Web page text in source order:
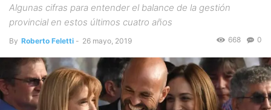
Algunas cifras para entender el balance de la gestión
provincial en estos últimos cuatro años
By Roberto Feletti - 26 mayo, 2019 0
668